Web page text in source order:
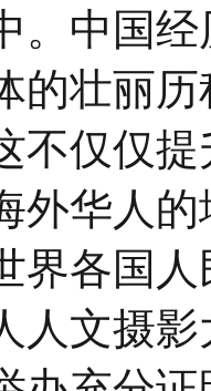
。中国
的壮丽
不仅仅
外华人
界各国
人文摄